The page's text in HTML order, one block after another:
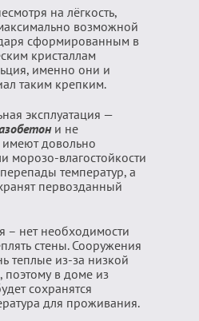
на лёгкость,
возможной
сформированным в
кристаллам
именно они и
таким крепким.
эксплуатация —
и не
имеют довольно
морозо-влагостойкости
температур, а
первозданный
нет необходимости
стены. Сооружения
теплые из-за низкой
поэтому в доме из
сохранятся
для проживания.